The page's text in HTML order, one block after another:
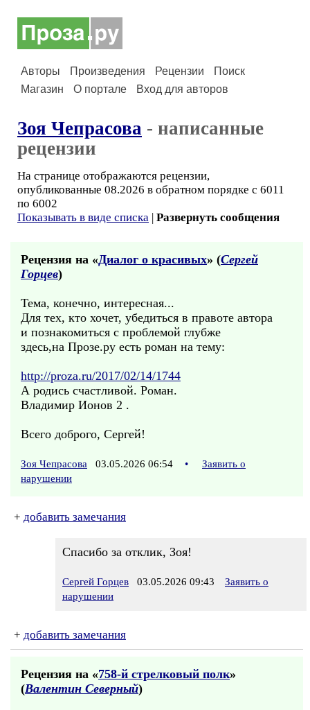
Авторы Произведения Рецензии
Поиск
Магазин
О портале Вход для авторов
Зоя Чепрасова - написанные
рецензии
На странице отображаются рецензии,
опубликованные 08.2026 в обратном порядке с 6011
по 6002
Показывать в виде списка | Развернуть сообщения
Рецензия на «Диалог о красивых» (Сергей
Горцев)
Тема, конечно, интересная...
Для тех, кто хочет, убедиться в правоте автора
и познакомиться с проблемой глубже
здесь,на Прозе.ру есть роман на тему:
http://proza.ru/2017/02/14/1744
А родись счастливой. Роман.
Владимир Ионов 2 .
Всего доброго, Сергей!
Зоя Чепрасова 03.05.2026 06:54 •
Заявить о
нарушении
+ добавить замечания
Спасибо за отклик, Зоя!
Сергей Горцев 03.05.2026 09:43
Заявить о
нарушении
+ добавить замечания
Рецензия на «758-й стрелковый полк»
(Валентин Северный)